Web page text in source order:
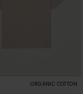
ORGANIC COTTON